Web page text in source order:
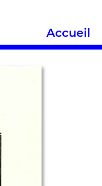
Accueil